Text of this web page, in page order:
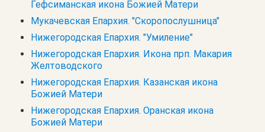
Гефсиманская икона Божией Матери
Мукачевская Епархия. "Скоропослушница"
Нижегородская Епархия. "Умиление"
Нижегородская Епархия. Икона прп. Макария
Желтоводского
Нижегородская Епархия. Казанская икона
Божией Матери
Нижегородская Епархия. Оранская икона
Божией Матери